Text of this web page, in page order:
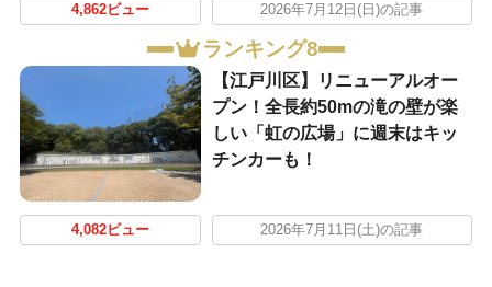
4,862ビュー 2026年7月12日(日)の記事
ランキング8
【江戸川区】リニューアルオー
プン！全長約50mの滝の壁が楽
しい「虹の広場」に週末はキッ
チンカーも！
4,082ビュー 2026年7月11日(土)の記事